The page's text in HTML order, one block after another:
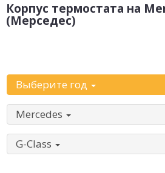
Корпус термостата на
(Мерседес)
Выберите год
Mercedes
G-Class